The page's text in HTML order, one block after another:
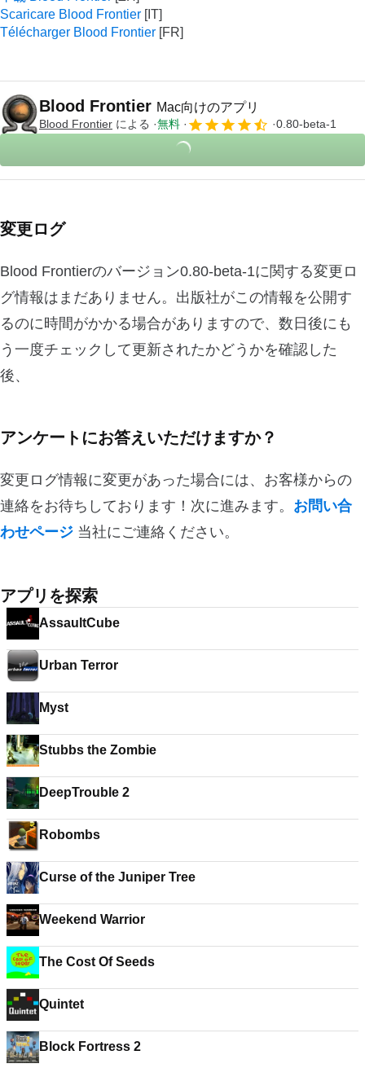
Scaricare Blood Frontier
Télécharger Blood Frontier
Blood Frontier Mac向けのアプリ
Blood Frontier による 無料 0.80-beta-1
変更ログ
Blood Frontierのバージョン0.80-beta-1に関する変更ロ
グ情報はまだありません。出版社がこの情報を公開す
るのに時間がかかる場合がありますので、数日後にも
う一度チェックして更新されたかどうかを確認した
後、
アンケートにお答えいただけますか？
変更ログ情報に変更があった場合には、お客様からの
連絡をお待ちしております！次に進みます。 お問い合
わせページ 当社にご連絡ください。
アプリを探索
AssaultCube
Urban Terror
Myst
Stubbs the Zombie
DeepTrouble 2
Robombs
Curse of the Juniper Tree
Weekend Warrior
The Cost Of Seeds
Quintet
Block Fortress 2